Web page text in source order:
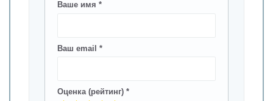
Ваше имя *
Ваш email *
Оценка (рейтинг) *